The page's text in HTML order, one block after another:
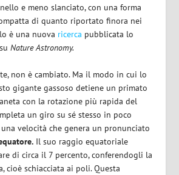
e meno slanciato, con una forma
di quanto riportato finora nei
è una nuova ricerca pubblicata lo
Nature Astronomy.
non è cambiato. Ma il modo in cui lo
gigante gassoso detiene un primato
con la rotazione più rapida del
un giro su sé stesso in poco
velocità che genera un pronunciato
Il suo raggio equatoriale
di circa il 7 percento, conferendogli la
cioè schiacciata ai poli. Questa